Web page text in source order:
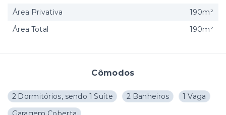
Cômodos
2 Dormitórios, sendo 1 Suíte 2 Banheiros
1 Vaga
Área Privativa
190m²
Área Total
190m²